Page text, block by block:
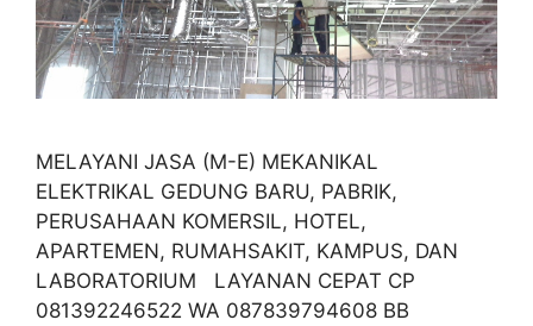
MELAYANI JASA (M-E) MEKANIKAL
ELEKTRIKAL GEDUNG BARU, PABRIK,
PERUSAHAAN KOMERSIL, HOTEL,
APARTEMEN, RUMAHSAKIT, KAMPUS, DAN
LABORATORIUM LAYANAN CEPAT CP
081392246522 WA 087839794608 BB